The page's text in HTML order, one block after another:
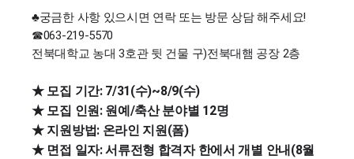
♣궁금한 사항 있으시면 연락 또는 방문 상담 해주세요!
☎063-219-5570
전북대학교 농대 3호관 뒷 건물 구)전북대햄 공장 2층
★ 모집 기간: 7/31(수)~8/9(수)
★ 모집 인원: 원예/축산 분야별 12명
★ 지원방법: 온라인 지원(폼)
★ 면접 일자: 서류전형 합격자 한에서 개별 안내(8월